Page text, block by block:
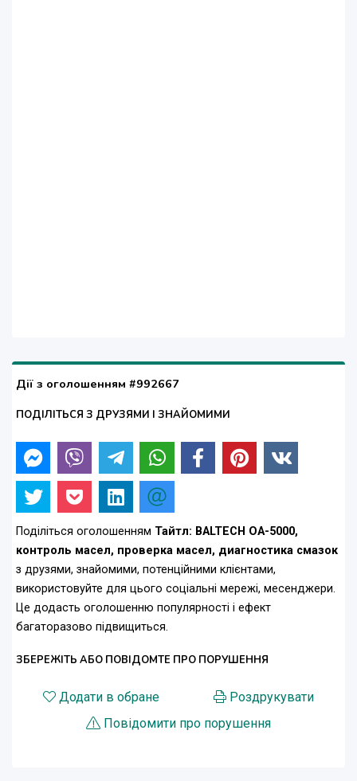
Дії з оголошенням #992667
ПОДІЛІТЬСЯ З ДРУЗЯМИ І ЗНАЙОМИМИ
Поділіться оголошенням Тайтл: BALTECH OA-5000,
контроль масел, проверка масел, диагностика смазок
з друзями, знайомими, потенційними клієнтами,
використовуйте для цього соціальні мережі, месенджери.
Це додасть оголошенню популярності і ефект
багаторазово підвищиться.
ЗБЕРЕЖІТЬ АБО ПОВІДОМТЕ ПРО ПОРУШЕННЯ
Додати в обране
Роздрукувати
Повідомити про порушення